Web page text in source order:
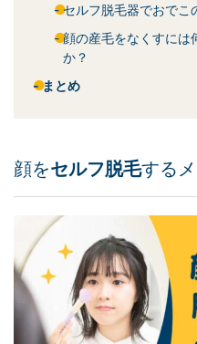
セルフ脱毛器でおでこ
顔の産毛をなくすには
か？
まとめ
顔をセルフ脱毛する